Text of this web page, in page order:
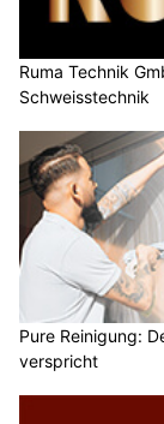
Ruma Technik
Schweisstechnik
Pure Reinigung:
verspricht